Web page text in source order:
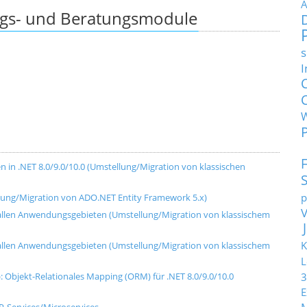
und Beratungsmodule
in .NET 8.0/9.0/10.0 (Umstellung/Migration von klassischen
Migration von ADO.NET Entity Framework 5.x)
Anwendungsgebieten (Umstellung/Migration von klassischem
Anwendungsgebieten (Umstellung/Migration von klassischem
Relationales Mapping (ORM) für .NET 8.0/9.0/10.0
V